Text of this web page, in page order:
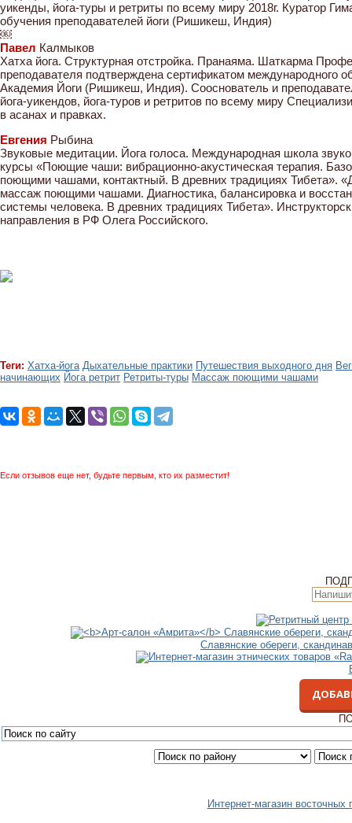
уикенды, йога-туры и ретриты по всему миру 2018г. Куратор
обучения преподавателей йоги (Ришикеш, Индия)
￼
Павел Калмыков
Хатха йога. Структурная отстройка. Пранаяма. Шаткарма
преподавателя подтверждена сертификатом международного
Академия Йоги (Ришикеш, Индия). Сооснователь и
йога-уикендов, йога-туров и ретритов по всему миру
в асанах и правках.
Евгения Рыбина
Звуковые медитации. Йога голоса. Международная школа
курсы «Поющие чаши: вибрационно-акустическая терапия.
поющими чашами, контактный. В древних традициях Тибета».
массаж поющими чашами. Диагностика, балансировка и
системы человека. В древних традициях Тибета».
направления в РФ Олега Российского.
Теги: Хатха-йога Дыхательные практики Путешествия выходного дня
начинающих Йога ретрит Ретриты-туры Массаж поющими чашами
Если отзывов еще нет, будьте первым, кто их разместит!
Славянские обереги,
Интернет-магазин